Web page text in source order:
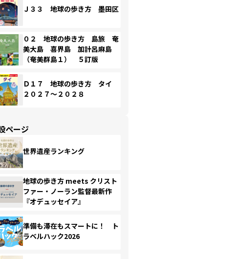
Ｊ３３ 地球の歩き方 墨田区
０２ 地球の歩き方 島旅 奄
美大島 喜界島 加計呂麻島
（奄美群島１） ５訂版
Ｄ１７ 地球の歩き方 タイ
２０２７～２０２８
ページ
世界遺産ランキング
地球の歩き方 meets クリスト
ファー・ノーラン監督最新作
『オデュッセイア』
準備も滞在もスマートに！ ト
ラベルハック2026